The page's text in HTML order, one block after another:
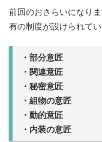
前回のおさらいになり
有の制度が設けられてい
・部分意匠
・関連意匠
・秘密意匠
・組物の意匠
・動的意匠
・内装の意匠